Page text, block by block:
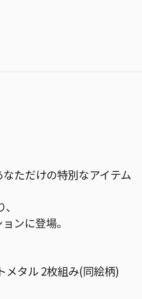
ただけの特別なアイテム
ンに登場。
メタル 2枚組み(同絵柄)